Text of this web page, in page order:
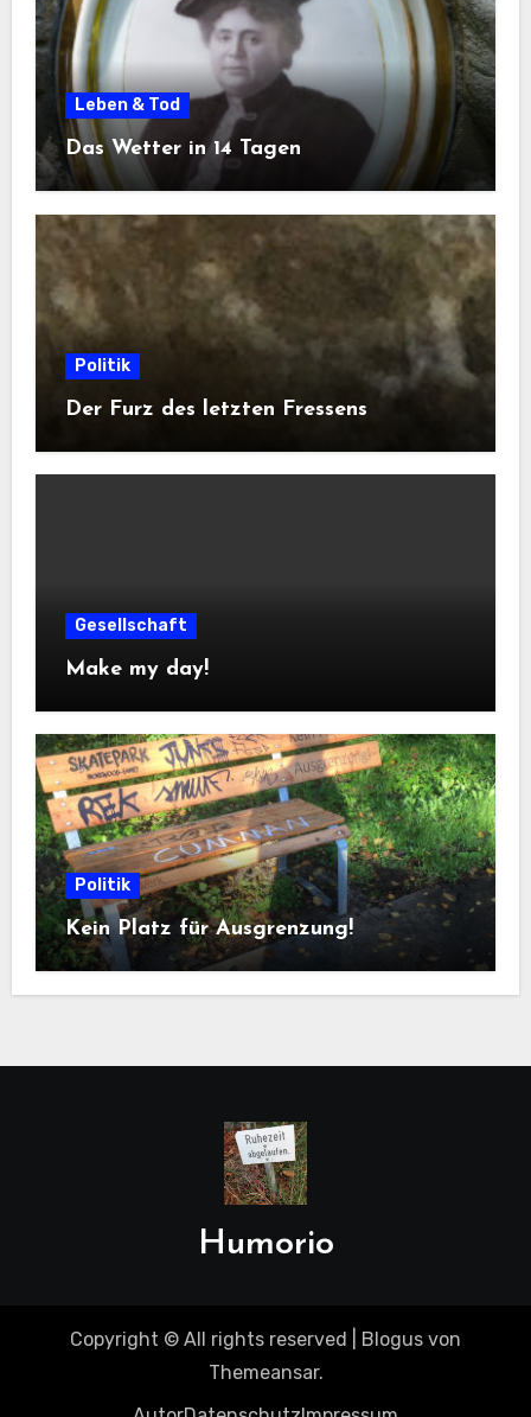
Leben & Tod
Das Wetter in 14 Tagen
Politik
Der Furz des letzten Fressens
Gesellschaft
Make my day!
Politik
Kein Platz für Ausgrenzung!
Humorio
Copyright © All rights reserved Blogus von
Themeansar.